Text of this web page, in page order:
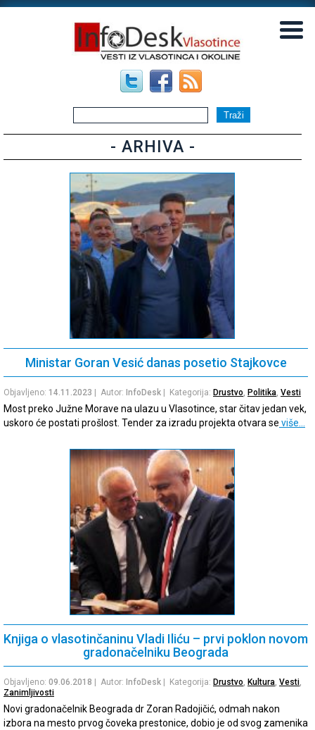
- ARHIVA -
Ministar Goran Vesić danas posetio Stajkovce
Objavljeno: 14.11.2023 | Autor: InfoDesk | Kategorija: Drustvo, Politika, Vesti
Most preko Južne Morave na ulazu u Vlasotince, star čitav jedan vek,
uskoro će postati prošlost. Tender za izradu projekta otvara se više…
Knjiga o vlasotinčaninu Vladi Iliću – prvi poklon novom
gradonačelniku Beograda
Objavljeno: 09.06.2018 | Autor: InfoDesk | Kategorija: Drustvo, Kultura, Vesti,
Zanimljivosti
Novi gradonačelnik Beograda dr Zoran Radojičić, odmah nakon
izbora na mesto prvog čoveka prestonice, dobio je od svog zamenika